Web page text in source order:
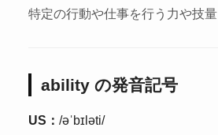
特定の行動や仕事を行う力や技量
ability の発音記号
US： /əˈbɪləti/